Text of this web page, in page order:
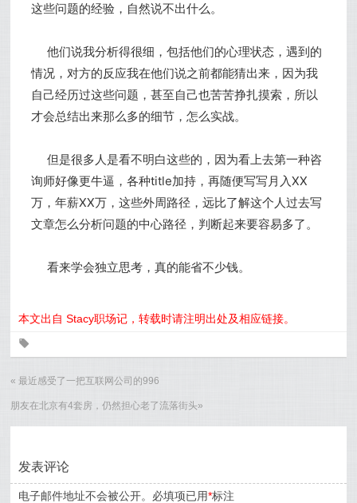
这些问题的经验，自然说不出什么。
他们说我分析得很细，包括他们的心理状态，遇到的
情况，对方的反应我在他们说之前都能猜出来，因为我
自己经历过这些问题，甚至自己也苦苦挣扎摸索，所以
才会总结出来那么多的细节，怎么实战。
但是很多人是看不明白这些的，因为看上去第一种咨
询师好像更牛逼，各种title加持，再随便写写月入XX
万，年薪XX万，这些外周路径，远比了解这个人过去写
文章怎么分析问题的中心路径，判断起来要容易多了。
看来学会独立思考，真的能省不少钱。
本文出自 Stacy职场记，转载时请注明出处及相应链接。
0
« 最近感受了一把互联网公司的996
朋友在北京有4套房，仍然担心老了流落街头»
发表评论
电子邮件地址不会被公开。必填项已用*标注